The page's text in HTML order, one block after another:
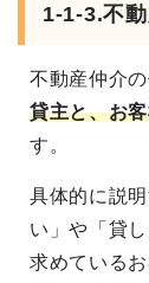
1-1-3.不
不動産仲介
貸主と、お
す。
具体的に説
い」や「貸
求めている